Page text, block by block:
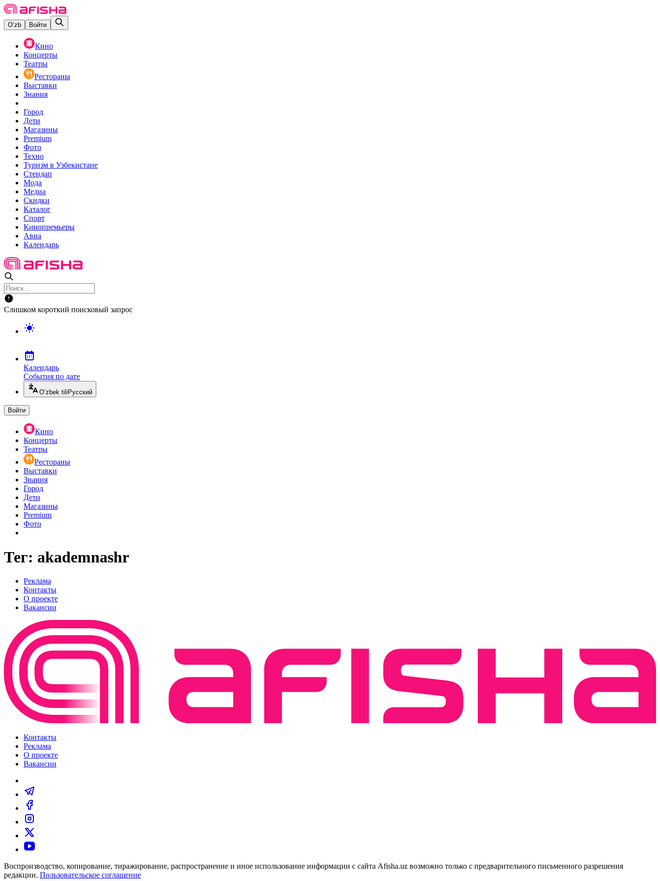
O‘zb Войти
Кино
Концерты
Театры
Рестораны
Выставки
Знания
Город
Дети
Магазины
Premium
Фото
Техно
Туризм в Узбекистане
Стендап
Мода
Медиа
Скидки
Каталог
Спорт
Кинопремьеры
Авиа
Календарь
Слишком короткий поисковый запрос
Календарь
События по дате
O’zbek tili Русский
Войти
Кино
Концерты
Театры
Рестораны
Выставки
Знания
Город
Дети
Магазины
Premium
Фото
Тег: akademnashr
Реклама
Контакты
О проекте
Вакансии
Контакты
Реклама
О проекте
Вакансии
Воспроизводство, копирование, тиражирование, распространение и иное использование информации с сайта Afisha.uz возможно только с предварительного письменного разрешения
редакции. Пользовательское соглашение